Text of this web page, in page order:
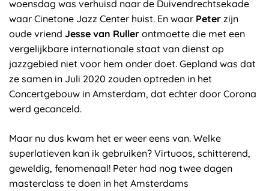
woensdag was verhuisd naar de Duivendrechtsekade
waar Cinetone Jazz Center huist. En waar Peter zijn
oude vriend Jesse van Ruller ontmoette die met een
vergelijkbare internationale staat van dienst op
jazzgebied niet voor hem onder doet. Gepland was dat
ze samen in Juli 2020 zouden optreden in het
Concertgebouw in Amsterdam, dat echter door Corona
werd gecanceld.
Maar nu dus kwam het er weer eens van. Welke
superlatieven kan ik gebruiken? Virtuoos, schitterend,
geweldig, fenomenaal! Peter had nog twee dagen
masterclass te doen in het Amsterdams